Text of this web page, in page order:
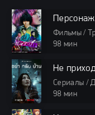
Персонаж
Фильмы /
98 мин
Не
Сериалы /
98 мин